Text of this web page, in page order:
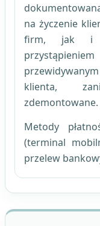
na życzenie
firm, jak i
klienta,
zdemontowane.
Metody
(terminal
przelew